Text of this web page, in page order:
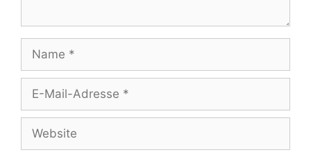
Mail-
Adresse